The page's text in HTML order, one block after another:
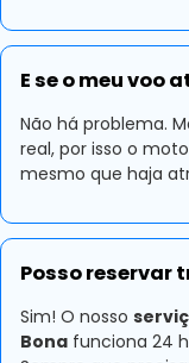
E se o meu voo
Não há problema.
real, por isso o
mesmo que haja
Posso reservar
Sim! O nosso
Bona funciona 24